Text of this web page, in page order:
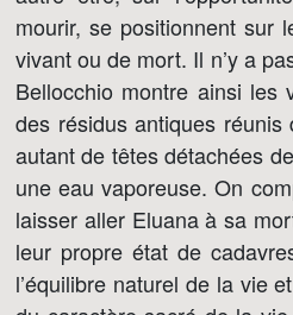
mourir, se positionnent sur
vivant ou de mort. Il n’y a
Bellocchio montre ainsi les
des résidus antiques
autant de têtes détachées
une eau vaporeuse. On
laisser aller Eluana à sa
leur propre état de
l’équilibre naturel de la vie